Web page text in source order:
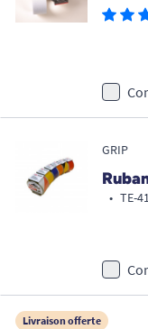
GRIP
• TE-
Livraison offerte